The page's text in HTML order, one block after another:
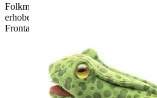
Folkmanis Handpuppe
erhobenen Fangarmen und detaillierten
Frontansicht